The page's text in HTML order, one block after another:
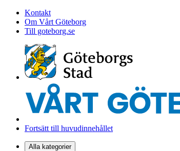
Kontakt
Om Vårt Göteborg
Till goteborg.se
Fortsätt till huvudinnehållet
Alla kategorier